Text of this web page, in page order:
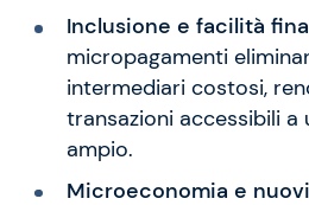
Inclusione e facilità
micropagamenti
intermediari costosi,
transazioni accessibili a
ampio.
Microeconomia e